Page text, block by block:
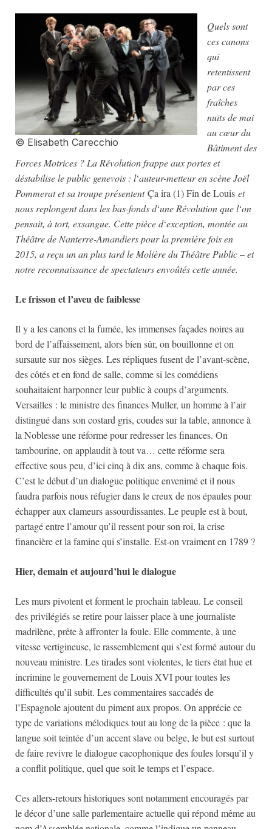
© Elisabeth Carecchio
Quels sont
ces canons
qui
retentissent
par ces
fraîches
nuits de mai
au cœur du
Bâtiment des
Forces Motrices ? La Révolution frappe aux portes et
déstabilise le public genevois : l‘auteur-metteur en scène Joël
Pommerat et sa troupe présententÇa ira (1) Fin de Louis et
nous replongent dans les bas-fonds d‘une Révolution que l‘on
pensait, à tort, exsangue. Cette pièce d‘exception, montée au
Théâtre de Nanterre-Amandiers pour la première fois en
2015, a reçu un an plus tard le Molière du Théâtre Public – et
notre reconnaissance de spectateurs envoûtés cette année.
Le frisson et l’aveu de faiblesse
Il y a les canons et la fumée, les immenses façades noires au
bord de l’affaissement, alors bien sûr, on bouillonne et on
sursaute sur nos sièges. Les répliques fusent de l’avant-scène,
des côtés et en fond de salle, comme si les comédiens
souhaitaient harponner leur public à coups d’arguments.
Versailles : le ministre des finances Muller, un homme à l’air
distingué dans son costard gris, coudes sur la table, annonce à
la Noblesse une réforme pour redresser les finances. On
tambourine, on applaudit à tout va… cette réforme sera
effective sous peu, d’ici cinq à dix ans, comme à chaque fois.
C’est le début d’un dialogue politique envenimé et il nous
faudra parfois nous réfugier dans le creux de nos épaules pour
échapper aux clameurs assourdissantes. Le peuple est à bout,
partagé entre l’amour qu’il ressent pour son roi, la crise
financière et la famine qui s’installe. Est-on vraiment en 1789 ?
Hier, demain et aujourd’hui le dialogue
Les murs pivotent et forment le prochain tableau. Le conseil
des privilégiés se retire pour laisser place à une journaliste
madrilène, prête à affronter la foule. Elle commente, à une
vitesse vertigineuse, le rassemblement qui s’est formé autour du
nouveau ministre. Les tirades sont violentes, le tiers état hue et
incrimine le gouvernement de Louis XVI pour toutes les
difficultés qu’il subit. Les commentaires saccadés de
l’Espagnole ajoutent du piment aux propos. On apprécie ce
type de variations mélodiques tout au long de la pièce : que la
langue soit teintée d’un accent slave ou belge, le but est surtout
de faire revivre le dialogue cacophonique des foules lorsqu’il y
a conflit politique, quel que soit le temps et l’espace.
Ces allers-retours historiques sont notamment encouragés par
le décor d’une salle parlementaire actuelle qui répond même au